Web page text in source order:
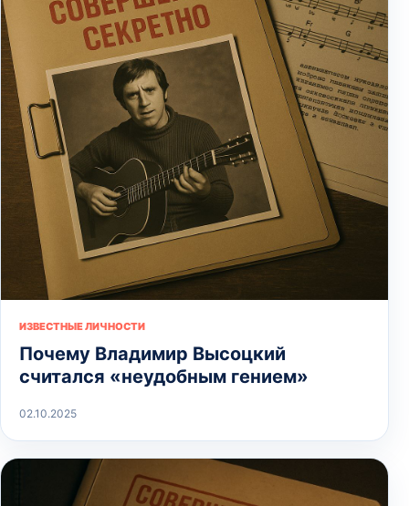
ИЗВЕСТНЫЕ ЛИЧНОСТИ
Почему Владимир Высоцкий
считался «неудобным гением»
02.10.2025